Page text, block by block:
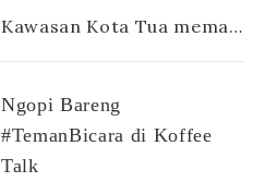
Kawasan Kota Tua memang terdapat banyak sekali museum. Ada museum Mandiri, museum Bank Indonesia, museum Fatahillah yang iconic, museum way...
Ngopi Bareng
#TemanBicara di Koffee
Talk